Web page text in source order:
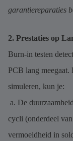
garantiereparaties
2. Prestaties op
Burn-in testen
PCB lang meegaat.
simuleren, kun je:
a. De
cycli (onderdeel
vermoeidheid in